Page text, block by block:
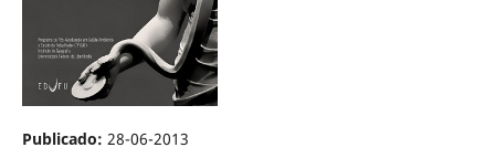
Publicado: 28-06-2013